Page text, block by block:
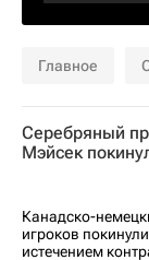
Главное
Серебряный
Мэйсек
Канадско-
игроков
истечением